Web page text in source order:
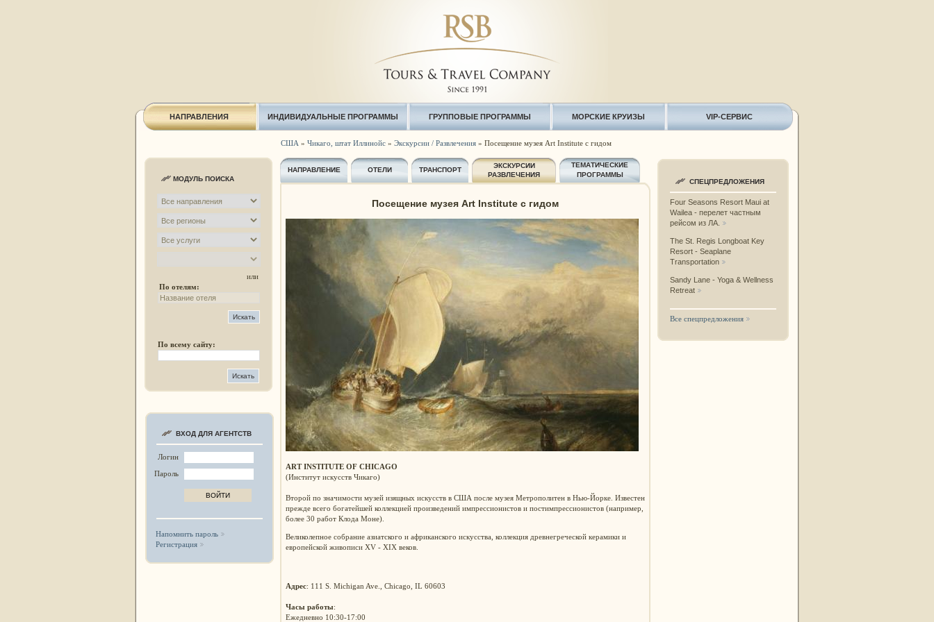
НАПРАВЛЕНИЯ ИНДИВИДУАЛЬНЫЕ ПРОГРАММЫ ГРУППОВЫЕ ПРОГРАММЫ МОРСКИЕ КРУИЗЫ VIP-СЕРВИС
МОДУЛЬ ПОИСКА
или
По отелям:
По всему сайту:
ВХОД ДЛЯ АГЕНТСТВ
Логин
Пароль
Напомнить пароль
Регистрация
США » Чикаго, штат Иллинойс» Экскурсии / Развлечения» Посещение музея Art Institute с гидом
НАПРАВЛЕНИЕ ОТЕЛИ ТРАНСПОРТ
ЭКСКУРСИИ
РАЗВЛЕЧЕНИЯ
ТЕМАТИЧЕСКИЕ
ПРОГРАММЫ
Посещение музея Art Institute с гидом
ART INSTITUTE OF CHICAGO
(Институт искусств Чикаго)
Второй по значимости музей изящных искусств в США после музея Метрополитен в Нью-Йорке. Известен
прежде всего богатейшей коллекцией произведений импрессионистов и постимпрессионистов (например,
более 30 работ Клода Моне).
Великолепное собрание азиатского и африканского искусства, коллекция древнегреческой керамики и
европейской живописи XV - XIX веков.
Адрес: 111 S. Michigan Ave., Chicago, IL 60603
Часы работы:
Ежедневно 10:30-17:00
СПЕЦПРЕДЛОЖЕНИЯ
Four Seasons Resort Maui at
Wailea - перелет частным
рейсом из ЛА.
The St. Regis Longboat Key
Resort - Seaplane
Transportation
Sandy Lane - Yoga & Wellness
Retreat
Все спецпредложения